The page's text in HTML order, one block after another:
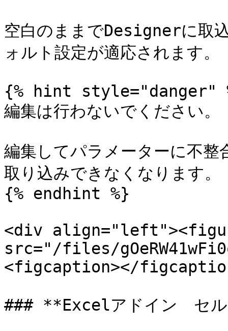
空白のままでDesignerに取
ォルト設定が適応されます。
{% hint style="danger"
編集は行わないでください。
編集してパラメーターに不
取り込みできなくなります。
{% endhint %}
<div
src="/files/
<figcaption></
### **Excelアドイン　セ